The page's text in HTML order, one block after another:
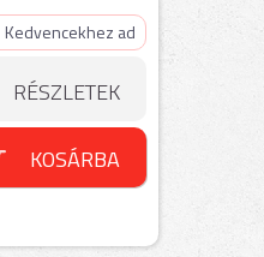
Kedvencekhez ad
RÉSZLETEK
KOSÁRBA